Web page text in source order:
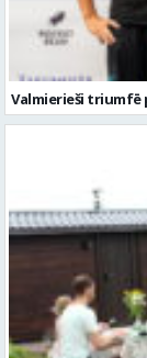
Valmierieši triumfē